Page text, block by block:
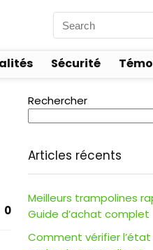
Sécurité
0
Rechercher
Articles récents
Meilleurs trampolines
Guide d’achat complet
Comment vérifier